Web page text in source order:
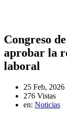
Congreso
aprobar la
laboral
25 Feb, 2026
276 Vistas
en: Noticias